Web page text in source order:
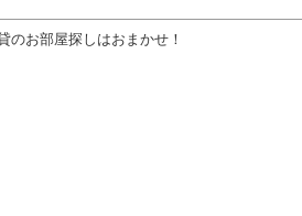
のお部屋探しはおまかせ！